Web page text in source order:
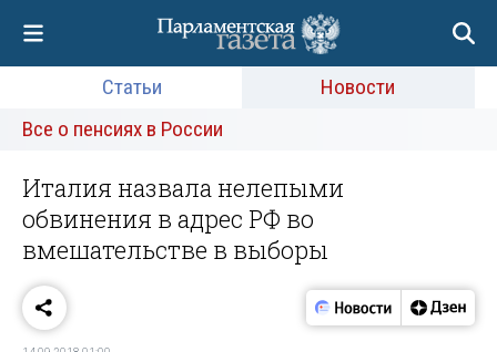
Статьи
Новости
Все о пенсиях в России
Италия назвала нелепыми
обвинения в адрес РФ во
вмешательстве в выборы